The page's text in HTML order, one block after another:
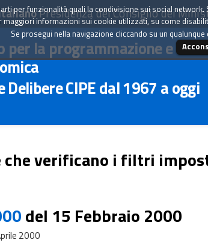
Presidenza del Consiglio dei
per la programmazione e il
CIPE dal 1967 a oggi
che verificano i filtri
del 15 Febbraio 2000
2000
per funzionalità quali la condivisione sui social
maggiori informazioni sui cookie utilizzati, su come
Se prosegui nella navigazione cliccando su un